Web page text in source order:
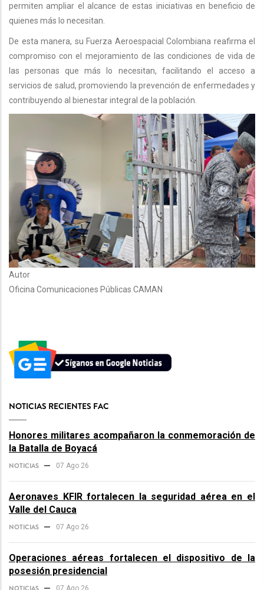
permiten ampliar el alcance de estas iniciativas en beneficio de
quienes más lo necesitan.
De esta manera, su Fuerza Aeroespacial Colombiana reafirma el
compromiso con el mejoramiento de las condiciones de vida de
las personas que más lo necesitan, facilitando el acceso a
servicios de salud, promoviendo la prevención de enfermedades y
contribuyendo al bienestar integral de la población.
Autor
Oficina Comunicaciones Públicas CAMAN
NOTICIAS RECIENTES FAC
Honores militares acompañaron la conmemoración de
la Batalla de Boyacá
NOTICIAS 07 Ago 26
Aeronaves KFIR fortalecen la seguridad aérea en el
Valle del Cauca
NOTICIAS 07 Ago 26
Operaciones aéreas fortalecen el dispositivo de la
posesión presidencial